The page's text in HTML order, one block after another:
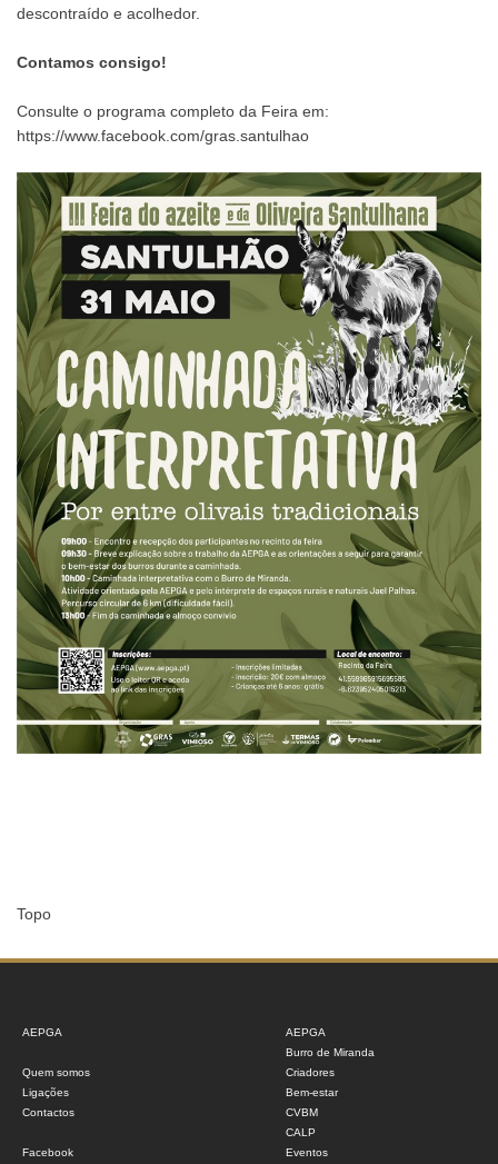
descontraído e acolhedor.
Contamos consigo!
Consulte o programa completo da Feira em:
https://www.facebook.com/gras.santulhao
Topo
AEPGA
Quem somos
Ligações
Contactos
Facebook
AEPGA
Burro de Miranda
Criadores
Bem-estar
CVBM
CALP
Eventos